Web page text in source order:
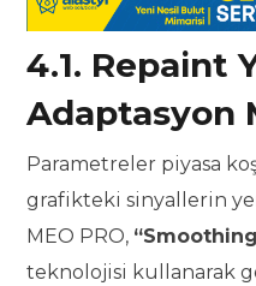
4.1. Repaint
Adaptasyon
Parametreler piyasa
grafikteki sinyallerin
MEO PRO,
teknolojisi kullanarak